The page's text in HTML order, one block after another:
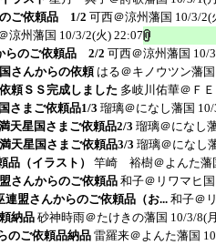
のご依頼品 1/2 可西＠涼州藩国 10/3/2(
涼州藩国 10/3/2(火) 22:07
らのご依頼品 2/2 可西＠涼州藩国 10/
さんからの依頼 はる＠キノウツン藩国
頼ＳＳ完成しました 多岐川佑華＠Ｆ
さまご依頼品1/3 瑠璃＠になし藩国
天星国さまご依頼品2/3 瑠璃＠になし
天星国さまご依頼品3/3 瑠璃＠になし
（イラスト）
竿崎 裕樹＠よんた藩
さんからのご依頼品 和子＠リワマヒ国
盟さんからのご依頼品（お... 和子＠
納品 砂神時雨＠たけきの藩国 10/3/8(
のご依頼品納品 雷羅来＠よんた藩国